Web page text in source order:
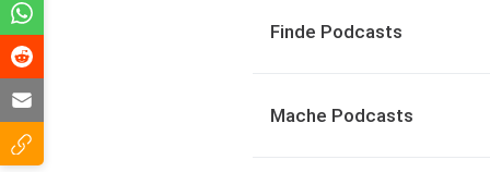
Finde Podcasts
Mache Podcasts